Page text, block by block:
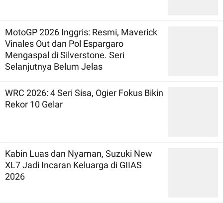
MotoGP 2026 Inggris: Resmi, Maverick
Vinales Out dan Pol Espargaro
Mengaspal di Silverstone. Seri
Selanjutnya Belum Jelas
WRC 2026: 4 Seri Sisa, Ogier Fokus Bikin
Rekor 10 Gelar
Kabin Luas dan Nyaman, Suzuki New
XL7 Jadi Incaran Keluarga di GIIAS
2026